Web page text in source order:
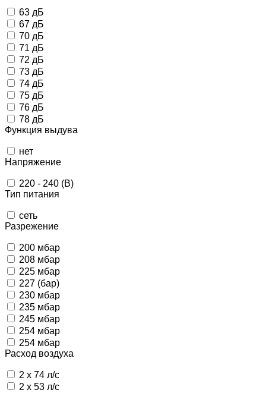
63 дБ
67 дБ
70 дБ
71 дБ
72 дБ
73 дБ
74 дБ
75 дБ
76 дБ
78 дБ
Функция выдува
нет
Напряжение
220 - 240 (В)
Тип питания
сеть
Разрежение
200 мбар
208 мбар
225 мбар
227 (бар)
230 мбар
235 мбар
245 мбар
254 мбар
254 мбар
Расход воздуха
2 x 74 л/с
2 х 53 л/с